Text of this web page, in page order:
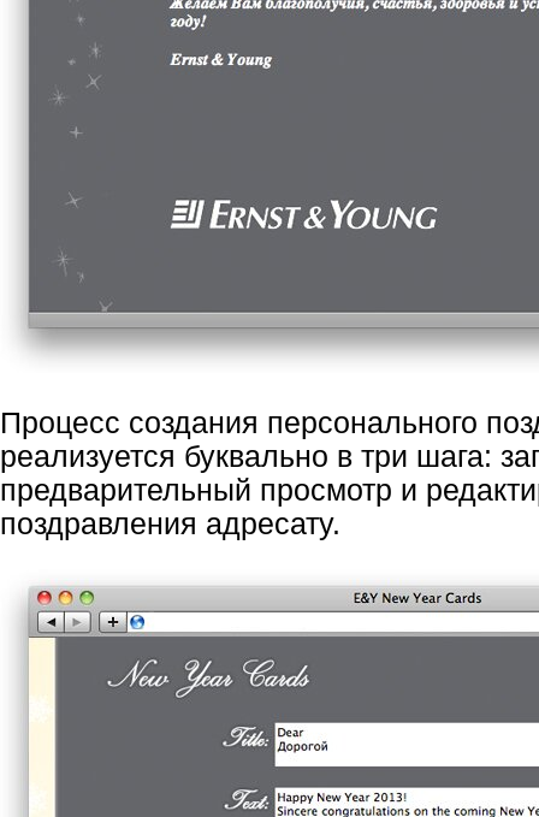
Процесс создания персонального
реализуется буквально в три шага:
предварительный просмотр и
поздравления адресату.